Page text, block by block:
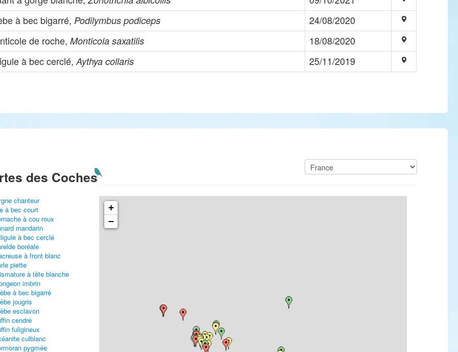
à bec bigarré, Podilymbus podiceps
24/08/2020
de roche,Monticola saxatilis
18/08/2020
à bec cerclé,Aythya collaris 25/11/2019
des Coches
chanteur
à bec court
à cou roux
mandarin
à bec cerclé
boréale
à front blanc
piette
à tête blanche
imbrin
à bec bigarré
jougris
esclavon
cendré
fuligineux
culblanc
pygmée
+
−